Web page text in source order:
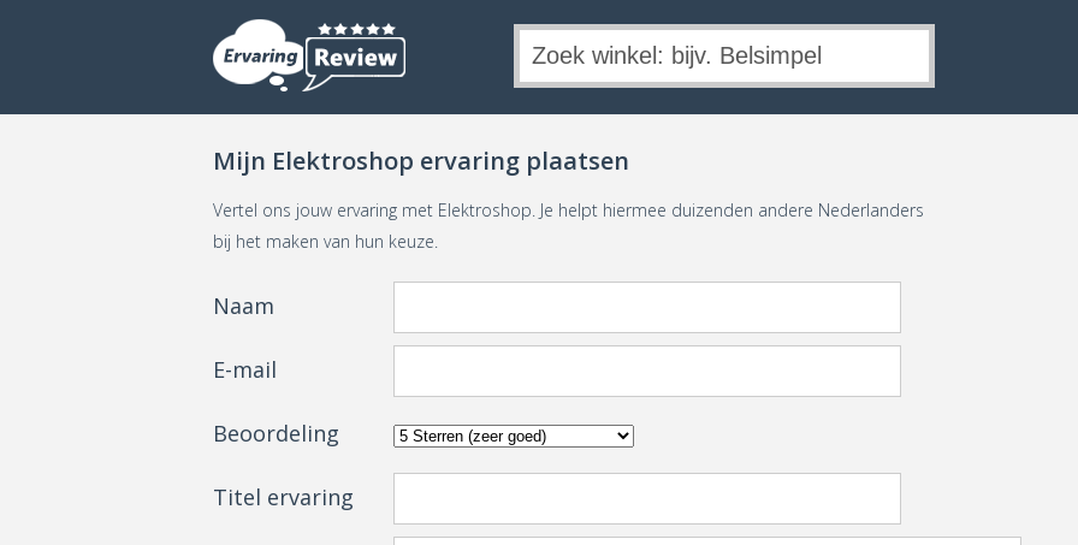
Mijn Elektroshop ervaring plaatsen
Vertel ons jouw ervaring met Elektroshop. Je helpt hiermee duizenden andere Nederlanders
bij het maken van hun keuze.
Naam
E-mail
Beoordeling
Titel ervaring